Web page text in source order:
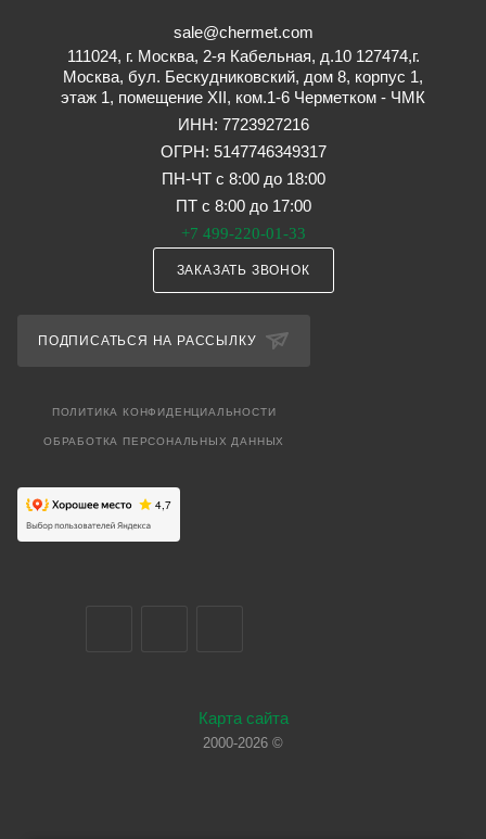
sale@chermet.com
111024, г. Москва, 2-я Кабельная, д.10 127474,г.
Москва, бул. Бескудниковский, дом 8, корпус 1,
этаж 1, помещение XII, ком.1-6 Черметком - ЧМК
ИНН: 7723927216
ОГРН: 5147746349317
ПН-ЧТ с 8:00 до 18:00
ПТ с 8:00 до 17:00
+7 499-220-01-33
ЗАКАЗАТЬ ЗВОНОК
ПОДПИСАТЬСЯ НА РАССЫЛКУ
ПОЛИТИКА КОНФИДЕНЦИАЛЬНОСТИ
ОБРАБОТКА ПЕРСОНАЛЬНЫХ ДАННЫХ
Карта сайта
2000-2026 ©